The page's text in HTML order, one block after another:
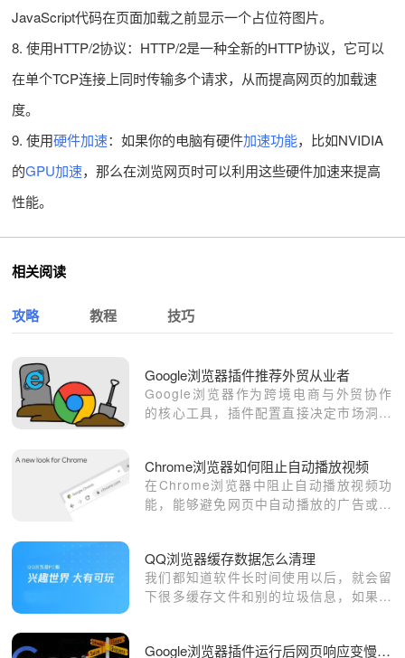
JavaScript代码在页面加载之前显示一个占位符图片。
8. 使用HTTP/2协议：HTTP/2是一种全新的HTTP协议，它可以
在单个TCP连接上同时传输多个请求，从而提高网页的加载速
度。
9. 使用硬件加速：如果你的电脑有硬件加速功能，比如NVIDIA
的GPU加速，那么在浏览网页时可以利用这些硬件加速来提高
性能。
相关阅读
攻略 教程 技巧
Google浏览器插件推荐外贸从业者
Google浏览器作为跨境电商与外贸协作
的核心工具，插件配置直接决定市场洞察
精准的外贸工作流。
Chrome浏览器如何阻止自动播放视频
在Chrome浏览器中阻止自动播放视频功
能，能够避免网页中自动播放的广告或视
QQ浏览器缓存数据怎么清理
我们都知道软件长时间使用以后，就会留
下很多缓存文件和别的垃圾信息，如果不
理，清理缓存后会更方便使用，反应速度
Google浏览器插件运行后网页响应变慢怎么办